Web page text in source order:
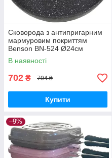
Сковорода з антипригарним
мармуровим покриттям
Benson BN-524 Ø24см
В наявності
702 ₴ 794 ₴
Купити
–9%